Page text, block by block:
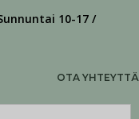
10-17 /
OTA YHTEYTTÄ